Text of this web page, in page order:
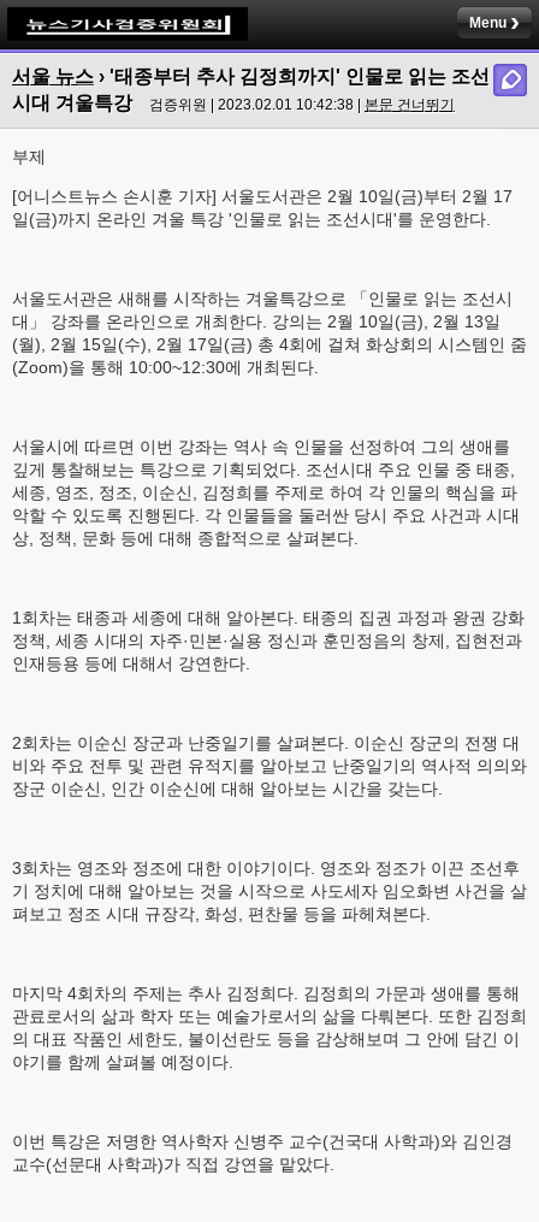
Menu
서울 뉴스 › '태종부터 추사 김정희까지' 인물로 읽는 조선
시대 겨울특강
검증위원 | 2023.02.01 10:42:38 | 본문 건너뛰기
부제
[어니스트뉴스 손시훈 기자] 서울도서관은 2월 10일(금)부터 2월 17
일(금)까지 온라인 겨울 특강 '인물로 읽는 조선시대'를 운영한다.
서울도서관은 새해를 시작하는 겨울특강으로 「인물로 읽는 조선시
대」 강좌를 온라인으로 개최한다. 강의는 2월 10일(금), 2월 13일
(월), 2월 15일(수), 2월 17일(금) 총 4회에 걸쳐 화상회의 시스템인 줌
(Zoom)을 통해 10:00~12:30에 개최된다.
서울시에 따르면 이번 강좌는 역사 속 인물을 선정하여 그의 생애를
깊게 통찰해보는 특강으로 기획되었다. 조선시대 주요 인물 중 태종,
세종, 영조, 정조, 이순신, 김정희를 주제로 하여 각 인물의 핵심을 파
악할 수 있도록 진행된다. 각 인물들을 둘러싼 당시 주요 사건과 시대
상, 정책, 문화 등에 대해 종합적으로 살펴본다.
1회차는 태종과 세종에 대해 알아본다. 태종의 집권 과정과 왕권 강화
정책, 세종 시대의 자주·민본·실용 정신과 훈민정음의 창제, 집현전과
인재등용 등에 대해서 강연한다.
2회차는 이순신 장군과 난중일기를 살펴본다. 이순신 장군의 전쟁 대
비와 주요 전투 및 관련 유적지를 알아보고 난중일기의 역사적 의의와
장군 이순신, 인간 이순신에 대해 알아보는 시간을 갖는다.
3회차는 영조와 정조에 대한 이야기이다. 영조와 정조가 이끈 조선후
기 정치에 대해 알아보는 것을 시작으로 사도세자 임오화변 사건을 살
펴보고 정조 시대 규장각, 화성, 편찬물 등을 파헤쳐본다.
마지막 4회차의 주제는 추사 김정희다. 김정희의 가문과 생애를 통해
관료로서의 삶과 학자 또는 예술가로서의 삶을 다뤄본다. 또한 김정희
의 대표 작품인 세한도, 불이선란도 등을 감상해보며 그 안에 담긴 이
야기를 함께 살펴볼 예정이다.
이번 특강은 저명한 역사학자 신병주 교수(건국대 사학과)와 김인경
교수(선문대 사학과)가 직접 강연을 맡았다.